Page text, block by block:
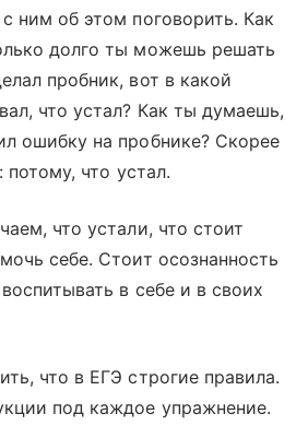
ним об этом поговорить. Как
долго ты можешь решать
пробник, вот в какой
что устал? Как ты думаешь,
ошибку на пробнике? Скорее
потому, что устал.
что устали, что стоит
себе. Стоит осознанность
в себе и в своих
что в ЕГЭ строгие правила.
под каждое упражнение.